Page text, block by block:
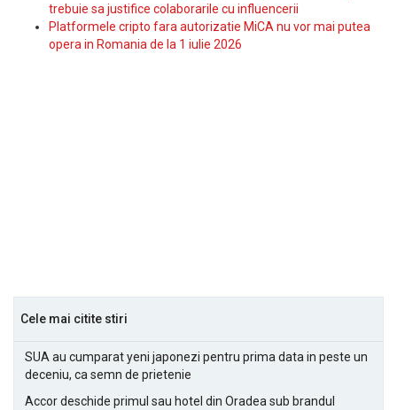
trebuie sa justifice colaborarile cu influencerii
Platformele cripto fara autorizatie MiCA nu vor mai putea
opera in Romania de la 1 iulie 2026
Cele mai citite stiri
SUA au cumparat yeni japonezi pentru prima data in peste un
deceniu, ca semn de prietenie
Accor deschide primul sau hotel din Oradea sub brandul